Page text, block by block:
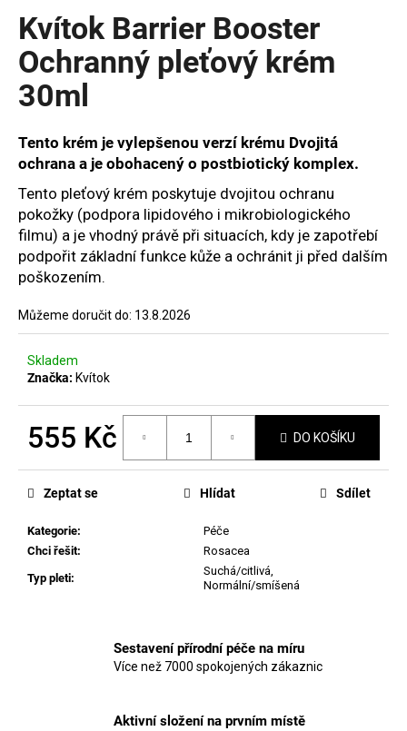
produktu
je
5,0
z
5
hvězdiček.
Kvítok Barrier Booster
Ochranný pleťový krém
30ml
Tento krém je vylepšenou verzí krému Dvojitá
ochrana a je obohacený o postbiotický komplex.
Tento pleťový krém poskytuje dvojitou ochranu
pokožky (podpora lipidového i mikrobiologického
filmu) a je vhodný právě při situacích, kdy je zapotřebí
podpořit základní funkce kůže a ochránit ji před dalším
poškozením.
Můžeme doručit do: 13.8.2026
Skladem
Značka: Kvítok
555 Kč DO KOŠÍKU
Kategorie:
Péče
Chci řešit:
Rosacea
Typ pleti:
Suchá/citlivá,
Normální/smíšená
Zeptat se Hlídat Sdílet
Sestavení přírodní péče na míru
Více než 7000 spokojených zákaznic
Aktivní složení na prvním místě
p
o
r
u
č
j
e
m
e
MANUCURIST
GREEN
LAK
PINK
Kč